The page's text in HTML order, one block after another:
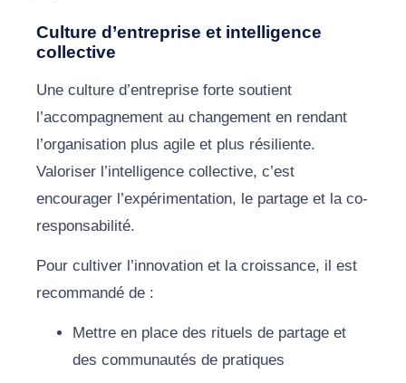
Culture d’entreprise et intelligence
collective
Une culture d’entreprise forte soutient
l’accompagnement au changement en rendant
l’organisation plus agile et plus résiliente.
Valoriser l’intelligence collective, c’est
encourager l’expérimentation, le partage et la co-
responsabilité.
Pour cultiver l’innovation et la croissance, il est
recommandé de :
Mettre en place des rituels de partage et
des communautés de pratiques